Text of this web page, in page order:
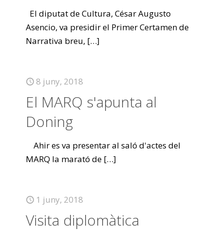
El diputat de Cultura, César Augusto
Asencio, va presidir el Primer Certamen de
Narrativa breu, […]
8 juny, 2018
El MARQ s'apunta al
Doning
Ahir es va presentar al saló d'actes del
MARQ la marató de […]
1 juny, 2018
Visita diplomàtica